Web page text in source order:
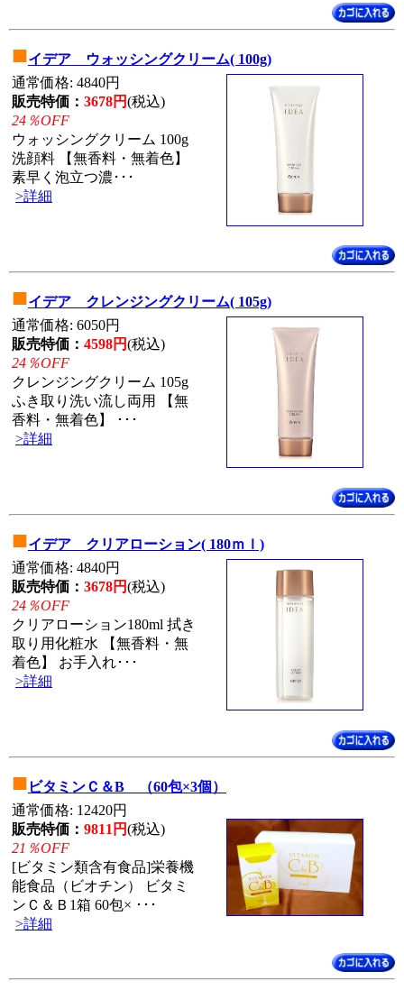
■イデア ウォッシングクリーム( 100g)
通常価格: 4840円
販売特価： 3678円(税込)
24％OFF
ウォッシングクリーム 100g
洗顔料 【無香料・無着色】
素早く泡立つ濃･･･
>詳細
■イデア クレンジングクリーム( 105g)
通常価格: 6050円
販売特価： 4598円(税込)
24％OFF
クレンジングクリーム 105g
ふき取り洗い流し両用 【無
香料・無着色】 ･･･
>詳細
■イデア クリアローション( 180ｍｌ)
通常価格: 4840円
販売特価： 3678円(税込)
24％OFF
クリアローション180ml 拭き
取り用化粧水 【無香料・無
着色】 お手入れ･･･
>詳細
■ ビタミンＣ＆B （60包×3個）
通常価格: 12420円
販売特価： 9811円(税込)
21％OFF
[ビタミン類含有食品]栄養機
能食品（ビオチン） ビタミ
ンＣ＆Ｂ1箱 60包× ･･･
>詳細